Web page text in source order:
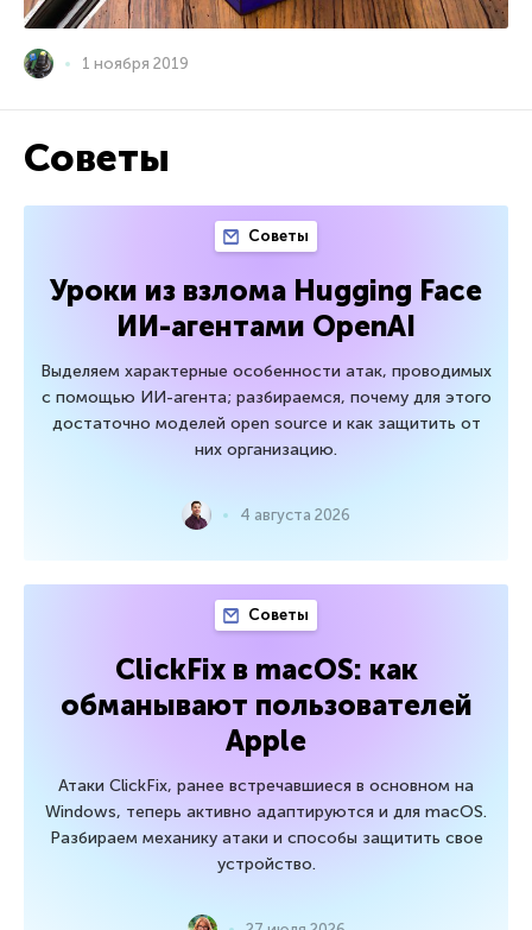
1 ноября 2019
Советы
Советы
Уроки из взлома Hugging Face
ИИ-агентами OpenAI
Выделяем характерные особенности атак, проводимых
с помощью ИИ-агента; разбираемся, почему для этого
достаточно моделей open source и как защитить от
них организацию.
4 августа 2026
Советы
ClickFix в macOS: как
обманывают пользователей
Apple
Атаки ClickFix, ранее встречавшиеся в основном на
Windows, теперь активно адаптируются и для macOS.
Разбираем механику атаки и способы защитить свое
устройство.